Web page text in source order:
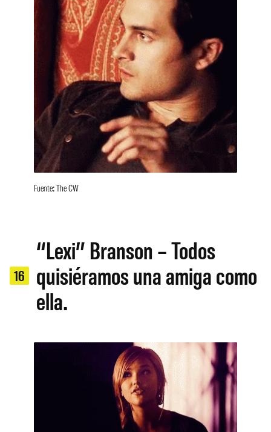
Fuente: The CW
16
“Lexi” Branson – Todos
quisiéramos una amiga como
ella.